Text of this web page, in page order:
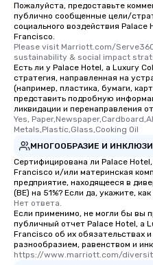
Пожалуйста, предоставьте
публично сообщенные цели/
социального воздействия
Francisco.
Please visit Marriott.com/
sustainability & social impact
Есть ли у Palace Hotel, a Luxury
стратегия, направленная на
(например, пластика, бумаги,
представить подробную
ликвидации и перенаправления
Yes,
Metals,Plastic,Glass,Cooking Oil
МНОГООБРАЗИЕ И
Сертифицирована ли Palace
Francisco и/или материнская
предприятие, находящееся в
(BE) на 51%? Если да, укажите,
Нет ответа.
Если применимо, не могли бы вы
публичный отчет Palace Hotel, a
Francisco об их обязательствах
разнообразием, равенством и
https://www.marriott.com/